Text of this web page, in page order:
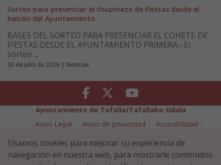
Sorteo para presenciar el chupinazo de Fiestas desde el
balcón del Ayuntamiento
BASES DEL SORTEO PARA PRESENCIAR EL COHETE DE
FIESTAS DESDE EL AYUNTAMIENTO PRIMERA.- El
sorteo ...
30 de julio de 2026 | Noticias
Facebook Twitter Youtube
Ayuntamiento de Tafalla/Tafallako Udala
Aviso Legal
Aviso de privacidad
Accesibilidad
Política de Seguridad de la Información
Plaza Navarra 5 - 31300 Tafalla (NAVARRA)
948 70 18 11
Usamos cookies para mejorar su experiencia de
navegación en nuestra web, para mostrarle contenidos